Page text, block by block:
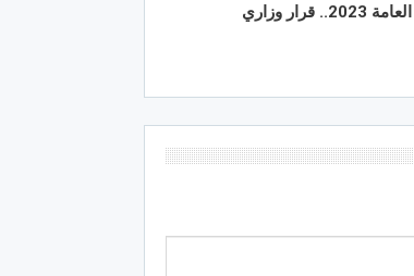
العامة 2023.. قرار وزاري